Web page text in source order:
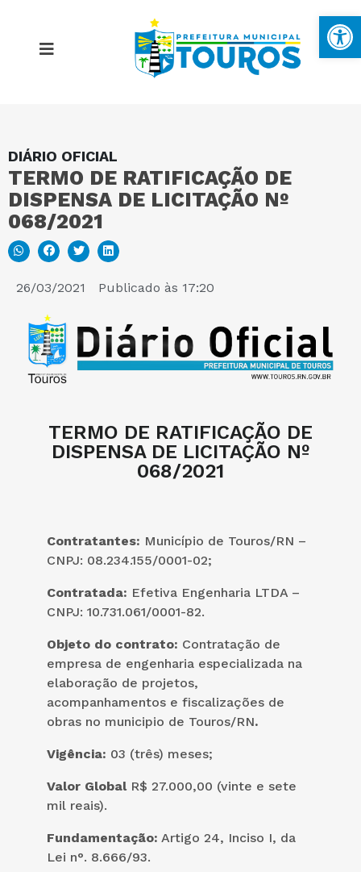
DIÁRIO OFICIAL
TERMO DE RATIFICAÇÃO DE
DISPENSA DE LICITAÇÃO Nº
068/2021
26/03/2021 Publicado às 17:20
TERMO DE RATIFICAÇÃO DE
DISPENSA DE LICITAÇÃO Nº
068/2021
Contratantes: Município de Touros/RN –
CNPJ: 08.234.155/0001-02;
Contratada: Efetiva Engenharia LTDA –
CNPJ: 10.731.061/0001-82.
Objeto do contrato: Contratação de
empresa de engenharia especializada na
elaboração de projetos,
acompanhamentos e fiscalizações de
obras no municipio de Touros/RN.
Vigência: 03 (três) meses;
Valor GlobalR$ 27.000,00 (vinte e sete
mil reais).
Fundamentação: Artigo 24, Inciso I, da
Lei n°. 8.666/93.
MAPA DO SITE
PORTAL DA TRANSPARÊNCIA
E-SIC
PERGUNTAS FREQUENTES